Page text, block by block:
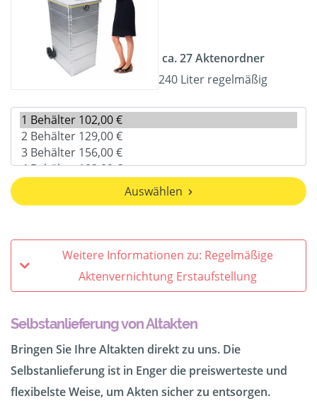
ca. 27 Aktenordner
240 Liter regelmäßig
Auswählen
Weitere Informationen zu: Regelmäßige
Aktenvernichtung Erstaufstellung
Selbstanlieferung von Altakten
Bringen Sie Ihre Altakten direkt zu uns. Die
Selbstanlieferung ist in Enger die preiswerteste und
flexibelste Weise, um Akten sicher zu entsorgen.